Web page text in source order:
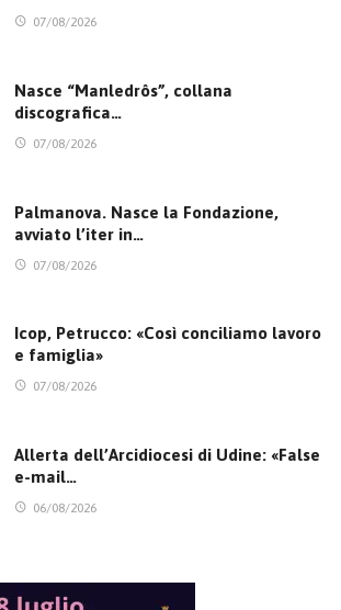
07/08/2026
Nasce “Manledrôs”, collana
discografica…
07/08/2026
Palmanova. Nasce la Fondazione,
avviato l’iter in…
07/08/2026
Icop, Petrucco: «Così conciliamo lavoro
e famiglia»
07/08/2026
Allerta dell’Arcidiocesi di Udine: «False
e-mail…
06/08/2026